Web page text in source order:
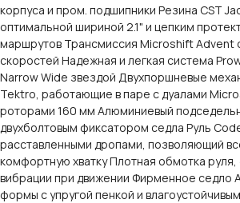
корпуса и пром. подшипники Резина CST
оптимальной шириной 2.1" и цепким
маршрутов Трансмиссия Microshift Advent
скоростей Надежная и легкая система
Narrow Wide звездой Двухпоршневые
Tektro, работающие в паре с дуалами
роторами 160 мм Алюминиевый
двухболтовым фиксатором седла Руль
расставленными дропами, позволяющий
комфортную хватку Плотная обмотка
вибрации при движении Фирменное седло
формы с упругой пенкой и